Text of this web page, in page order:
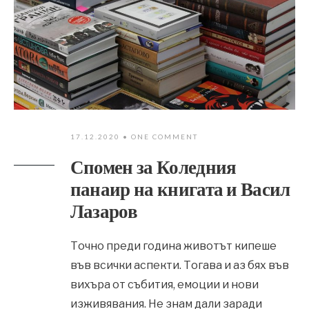
17.12.2020 • ONE COMMENT
Спомен за Коледния
панаир на книгата и Васил
Лазаров
Точно преди година животът кипеше
във всички аспекти. Тогава и аз бях във
вихъра от събития, емоции и нови
изживявания. Не знам дали заради